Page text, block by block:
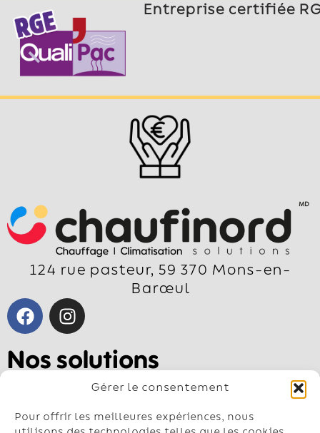
Gérer le consentement
Pour offrir les meilleures expériences, nous
Entreprise certifiée
124 rue pasteur, 59 370 Mons-en-
Barœul
Nos solutions
Pompe à chaleur air-air
Géothermie